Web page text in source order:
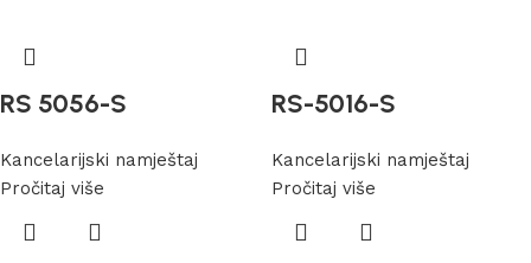
RS 5056-S
Kancelarijski namještaj
Pročitaj više
RS-5016-S
Kancelarijski namještaj
Pročitaj više